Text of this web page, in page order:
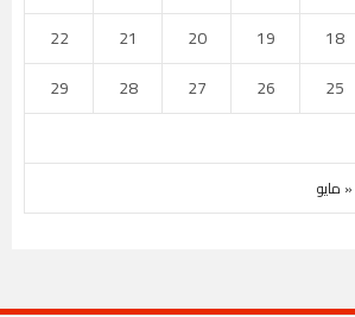
« مايو
18
19
20
21
22
25
26
27
28
29